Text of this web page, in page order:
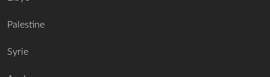
Palestine
Syrie